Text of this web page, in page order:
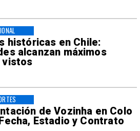
históricas en Chile:
alcanzan máximos
vistos
de Vozinha en Colo
Estadio y Contrato